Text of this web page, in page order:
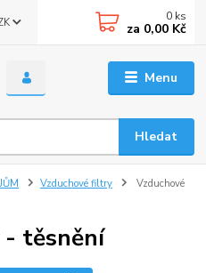
Menu
Hledat
0 ks
za 0,00 Kč
Vzduchové filtry
Vzduchové
těsnění